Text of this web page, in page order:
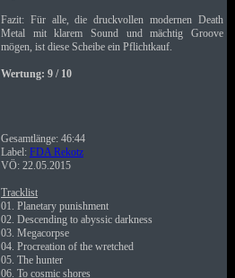
Fazit: Für alle, die druckvollen modernen Death
Metal mit klarem Sound und mächtig Groove
mögen, ist diese Scheibe ein Pflichtkauf.
Wertung: 9 / 10
Gesamtlänge: 46:44
Label: FDA Rekotz
VÖ: 22.05.2015
Tracklist
01. Planetary punishment
02. Descending to abyssic darkness
03. Megacorpse
04. Procreation of the wretched
05. The hunter
06. To cosmic shores